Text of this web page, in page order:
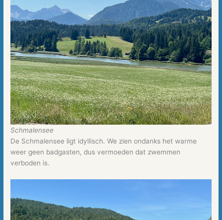
Schmalensee
De Schmalensee ligt idyllisch. We zien ondanks het warme
weer geen badgasten, dus vermoeden dat zwemmen
verboden is.